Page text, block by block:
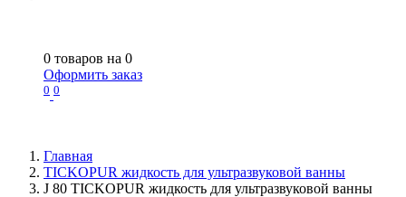
0 товаров на 0
Оформить заказ
0 0
Главная
TICKOPUR жидкость для ультразвуковой ванны
J 80 TICKOPUR жидкость для ультразвуковой ванны